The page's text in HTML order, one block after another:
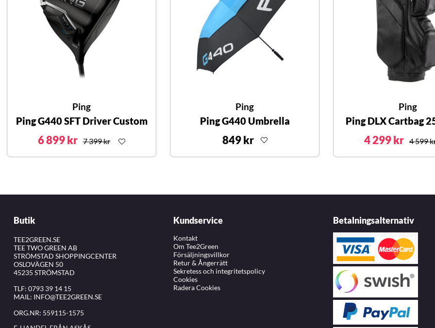
Ping
Ping G440 SFT Driver Custom
6 899 kr 7 399 kr
Ping
Ping G440 Umbrella
849 kr
Ping
Ping DLX Cartbag
4 299 kr 4 599
Butik
TEE2GREEN.SE
TEE TWO GREEN AB
STRÖMSTAD SHOPPINGCENTER
OSLOVÄGEN 50
45235 STRÖMSTAD
TLF: 0793 39 14 15
MAIL: INFO@TEE2GREEN.SE
ORG.NR: 559115-1575
Kundservice
Kontakt
Om Tee2Green
Försäljningsvillkor
Retur & Ångerrätt
Sekretess och integritetspolicy
Cookies
Radera Cookies
Betalningsalternativ